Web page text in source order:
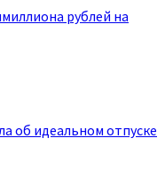
рублей на
об идеальном отпуске